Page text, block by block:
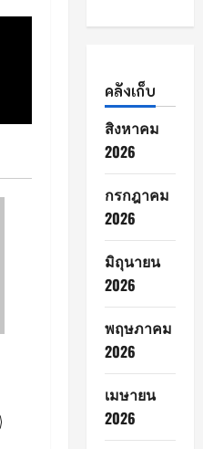
คลังเก็บ
สิงหาคม
2026
กรกฎาคม
2026
มิถุนายน
2026
พฤษภาคม
2026
เมษายน
2026